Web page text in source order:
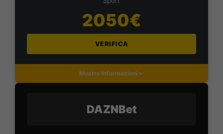
2050€
VERIFICA
Mostra Informazioni
DAZNBet